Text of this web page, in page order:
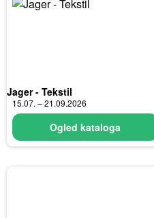
Jager - Tekstil
15.07. – 21.09.2026
Ogled kataloga